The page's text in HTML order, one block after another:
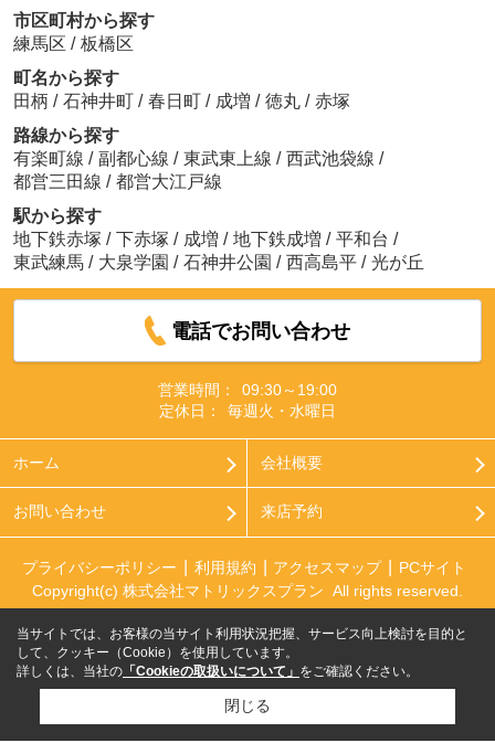
市区町村から探す
練馬区 / 板橋区
町名から探す
田柄 / 石神井町 / 春日町 / 成増 / 徳丸 / 赤塚
路線から探す
有楽町線 / 副都心線 / 東武東上線 / 西武池袋線 /
都営三田線 / 都営大江戸線
駅から探す
地下鉄赤塚 / 下赤塚 / 成増 / 地下鉄成増 / 平和台 /
東武練馬 / 大泉学園 / 石神井公園 / 西高島平 / 光が丘
電話でお問い合わせ
営業時間：
09:30～19:00
定休日：
毎週火・水曜日
ホーム 会社概要
お問い合わせ 来店予約
プライバシーポリシー 利用規約 アクセスマップ
PCサイト
Copyright(c) 株式会社マトリックスプラン All rights reserved.
当サイトでは、お客様の当サイト利用状況把握、サービス向上検討を目的と
して、クッキー（Cookie）を使用しています。
詳しくは、当社の 「Cookieの取扱いについて」 をご確認ください。
閉じる